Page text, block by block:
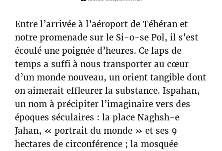
Entre l’arrivée à l’aéroport de Téhéran et
notre promenade sur le Si-o-se Pol, il s’est
écoulé une poignée d’heures. Ce laps de
temps a suffi à nous transporter au cœur
d’un monde nouveau, un orient tangible dont
on aimerait effleurer la substance. Ispahan,
un nom à précipiter l’imaginaire vers des
époques séculaires : la place Naghsh-e
Jahan, « portrait du monde » et ses 9
hectares de circonférence ; la mosquée